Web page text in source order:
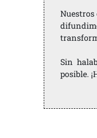
Nuestros
Sin
posible.